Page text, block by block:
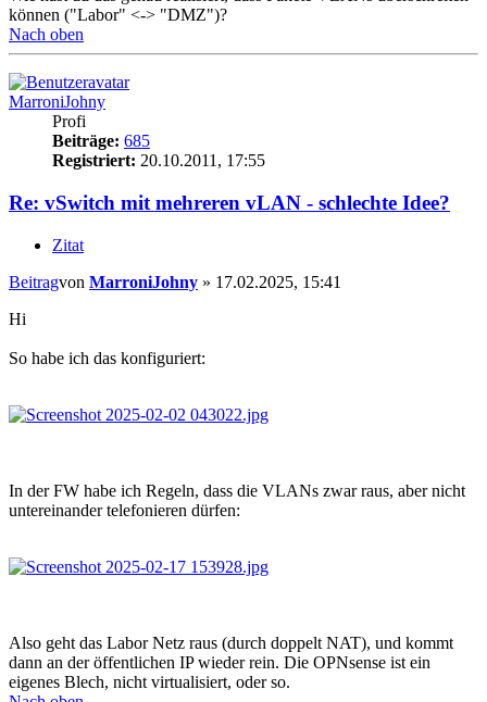
können ("Labor" <-> "DMZ")?
Nach oben
MarroniJohny
Profi
Beiträge: 685
Registriert: 20.10.2011, 17:55
Re: vSwitch mit mehreren vLAN - schlechte Idee?
Zitat
Beitragvon MarroniJohny » 17.02.2025, 15:41
Hi
So habe ich das konfiguriert:
In der FW habe ich Regeln, dass die VLANs zwar raus, aber nicht
untereinander telefonieren dürfen:
Also geht das Labor Netz raus (durch doppelt NAT), und kommt
dann an der öffentlichen IP wieder rein. Die OPNsense ist ein
eigenes Blech, nicht virtualisiert, oder so.